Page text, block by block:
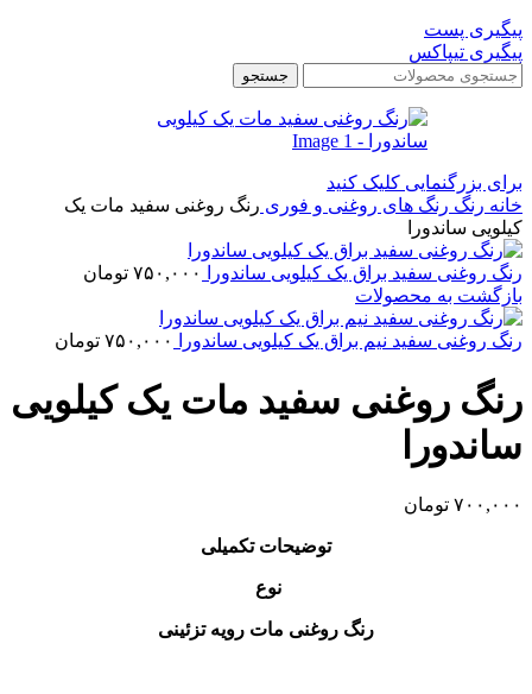
پیگیری پست
پیگیری تیپاکس
جستجو
برای بزرگنمایی کلیک کنید
خانه رنگ رنگ‌ های روغنی و فوری رنگ روغنی سفید مات یک
کیلویی ساندورا
رنگ‌ روغنی سفید براق یک کیلویی ساندورا ۷۵۰,۰۰۰ تومان
بازگشت به محصولات
رنگ روغنی سفید نیم براق یک کیلویی ساندورا ۷۵۰,۰۰۰ تومان
رنگ روغنی سفید مات یک کیلویی
ساندورا
۷۰۰,۰۰۰ تومان
توضیحات تکمیلی
نوع
رنگ روغنی مات رویه تزئینی